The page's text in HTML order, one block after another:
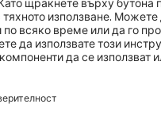
BRIT PREMIUM BY NATURE